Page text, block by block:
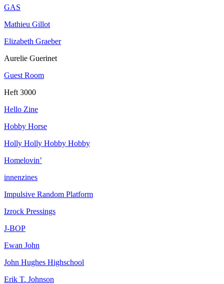
GAS
Mathieu Gillot
Elizabeth Graeber
Aurelie Guerinet
Guest Room
Heft 3000
Hello Zine
Hobby Horse
Holly Holly Hobby Hobby
Homelovin’
innenzines
Impulsive Random Platform
Izrock Pressings
J-BOP
Ewan John
John Hughes Highschool
Erik T. Johnson